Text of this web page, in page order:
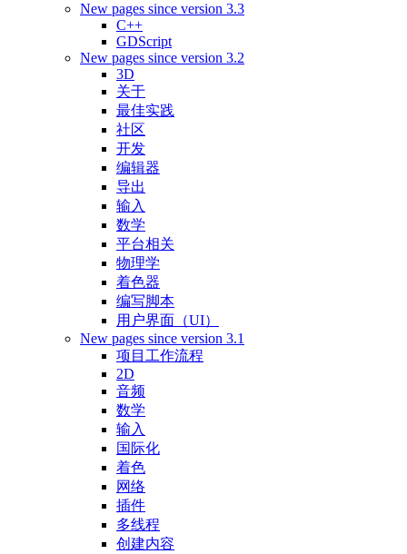
New pages since version 3.3
C++
GDScript
New pages since version 3.2
3D
关于
最佳实践
社区
开发
编辑器
导出
输入
数学
平台相关
物理学
着色器
编写脚本
用户界面（UI）
New pages since version 3.1
项目工作流程
2D
音频
数学
输入
国际化
着色
网络
插件
多线程
创建内容